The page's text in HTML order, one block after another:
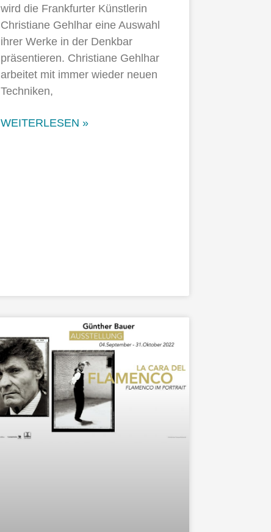
wird die Frankfurter Künstlerin
Christiane Gehlhar eine Auswahl
ihrer Werke in der Denkbar
präsentieren. Christiane Gehlhar
arbeitet mit immer wieder neuen
Techniken,
WEITERLESEN »